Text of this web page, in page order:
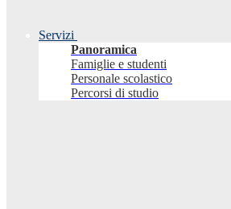
Servizi
Panoramica
Famiglie e studenti
Personale scolastico
Percorsi di studio